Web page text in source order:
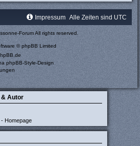
Alle Zeiten sind UTC
Impressum
Forum All rights reserved.
© phpBB Limited
phpBB-Style-Design
& Autor
Homepage